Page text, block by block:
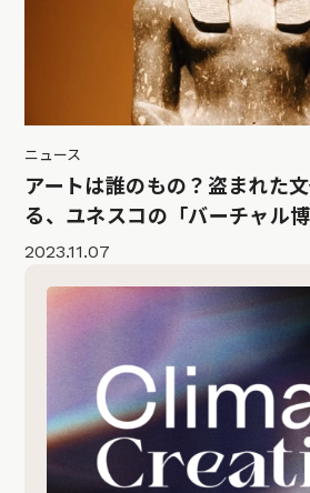
ニュース
アートは誰のもの？盗まれた
る、ユネスコの「バーチャル博
2023.11.07